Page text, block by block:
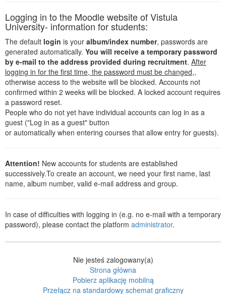
Logging in to the Moodle website of Vistula
University- information for students:
The default login is your album/index number, passwords are
generated automatically. You will receive a temporary password
by e-mail to the address provided during recruitment. After
logging in for the first time, the password must be changed,,
otherwise access to the website will be blocked. Accounts not
confirmed within 2 weeks will be blocked. A locked account requires
a password reset.
People who do not yet have individual accounts can log in as a
guest ("Log in as a guest" button
or automatically when entering courses that allow entry for guests).
Attention! New accounts for students are established
successively.To create an account, we need your first name, last
name, album number, valid e-mail address and group.
In case of difficulties with logging in (e.g. no e-mail with a temporary
password), please contact the platform administrator.
Nie jesteś zalogowany(a)
Strona główna
Pobierz aplikację mobilną
Przełącz na standardowy schemat graficzny